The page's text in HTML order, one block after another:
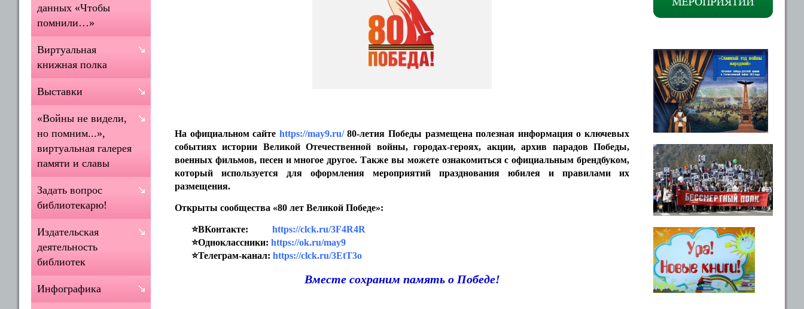
На официальном сайте https://may9.ru/80-летия Победы размещена полезная информация о ключевых
событиях истории Великой Отечественной войны, городах-героях, акции, архив парадов Победы,
военных фильмов, песен и многое другое. Также вы можете ознакомиться с официальным брендбуком,
который используется для оформления мероприятий празднования юбилея и правилами их
размещения.
Открыты сообщества «80 лет Великой Победе»:
⭐️ВКонтакте: https://clck.ru/3F4R4R
⭐️Одноклассники: https://ok.ru/may9
⭐️Телеграм-канал: https://clck.ru/3EtT3o
Вместе сохраним память о Победе!
данных «Чтобы
помнили…»
Виртуальная
книжная полка
Выставки
«Войны не видели,
но помним...»,
виртуальная галерея
памяти и славы
Задать вопрос
библиотекарю!
Издательская
деятельность
библиотек
Инфографика